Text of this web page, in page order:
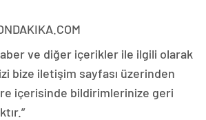
ve diğer içerikler ile ilgili olarak
bize iletişim sayfası üzerinden
içerisinde bildirimlerinize geri